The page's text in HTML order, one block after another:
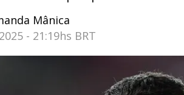
Mânica
- 21:19hs BRT